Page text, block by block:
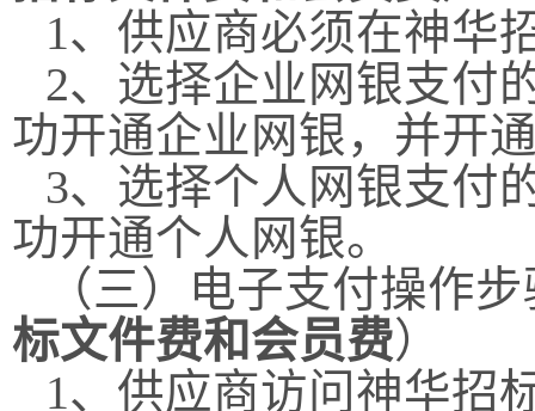
1、供应商必须在神华
2、选择企业网银支付
功开通企业网银，并开
3、选择个人网银支付
功开通个人网银。
（三）电子支付操作
标文件费和会员费）
1、供应商访问神华招